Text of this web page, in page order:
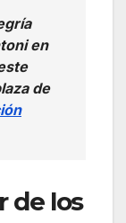
en
de
de los